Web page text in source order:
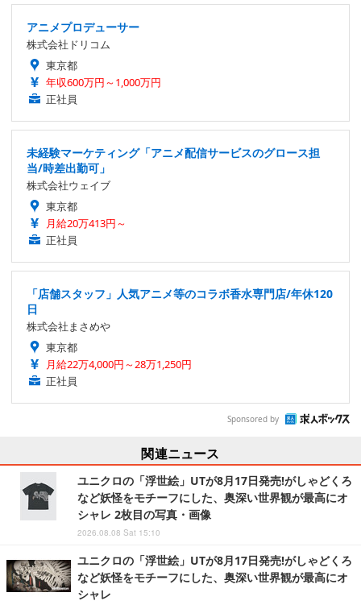
アニメプロデューサー
株式会社ドリコム
東京都
年収600万円～1,000万円
正社員
未経験マーケティング「アニメ配信サービスのグロース担
当/時差出勤可」
株式会社ウェイブ
東京都
月給20万413円～
正社員
「店舗スタッフ」人気アニメ等のコラボ香水専門店/年休120
日
株式会社まさめや
東京都
月給22万4,000円～28万1,250円
正社員
Sponsored by
関連ニュース
ユニクロの「浮世絵」UTが8月17日発売!がしゃどくろ
など妖怪をモチーフにした、奥深い世界観が最高にオ
シャレ 2枚目の写真・画像
2026.08.08 Sat 15:10
ユニクロの「浮世絵」UTが8月17日発売!がしゃどくろ
など妖怪をモチーフにした、奥深い世界観が最高にオ
シャレ